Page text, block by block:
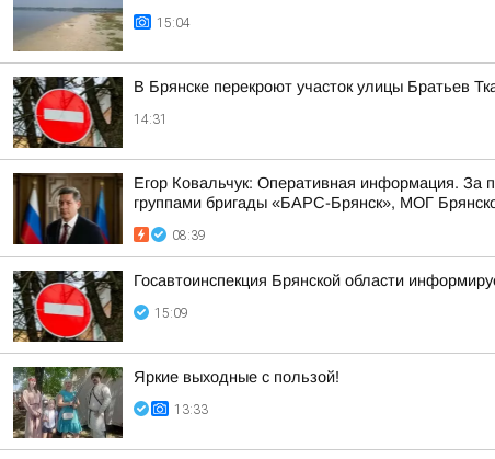
15:04
В Брянске перекроют участок улицы Братьев
14:31
Егор Ковальчук: Оперативная информация.
группами бригады «БАРС-Брянск», МОГ
08:39
Госавтоинспекция Брянской области
15:09
Яркие выходные с пользой!
13:33